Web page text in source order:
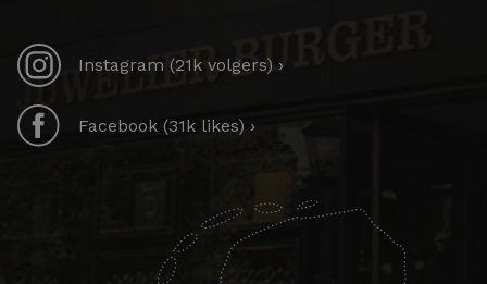
Instagram (21k volgers) ›
Facebook (31k likes) ›